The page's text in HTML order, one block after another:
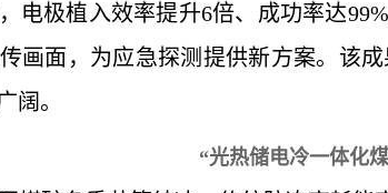
电极植入效率提升6倍、成功率达
画面，为应急探测提供新方案。该
阔。
“光热储电冷一体化